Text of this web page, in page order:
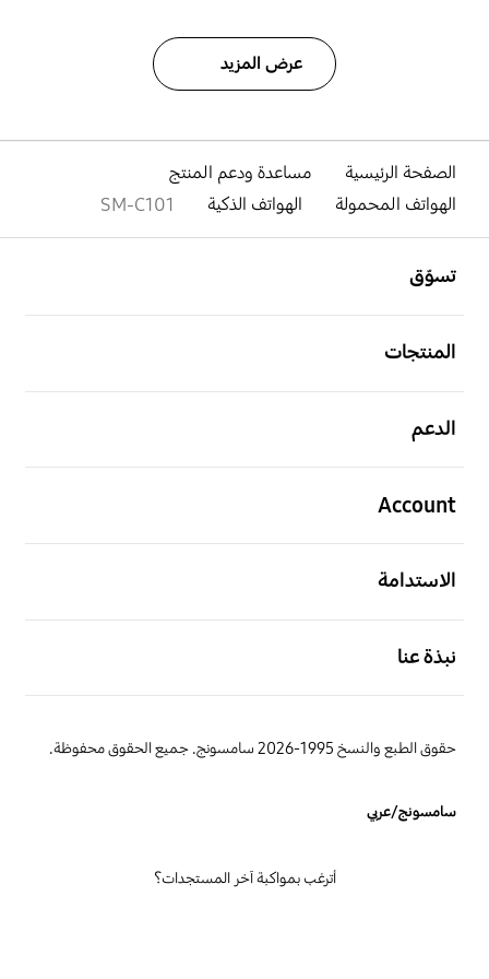
عرض المزيد
الصفحة الرئيسية
مساعدة ودعم المنتج
الهواتف المحمولة
الهواتف الذكية SM-C101
تسوّق
المنتجات
الدعم
Account
الاستدامة
نبذة عنا
حقوق الطبع والنسخ 1995-2026 سامسونج. جميع الحقوق محفوظة.
سامسونج/عربي
أترغب بمواكبة آخر المستجدات؟